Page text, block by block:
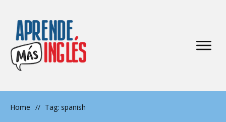
Home // Tag: spanish